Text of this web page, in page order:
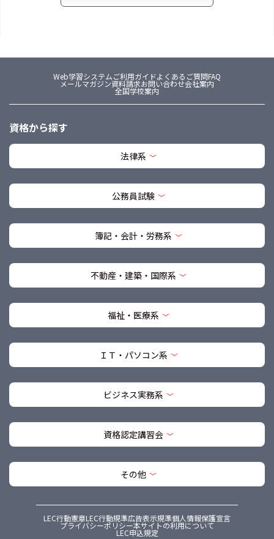
Web学習システムご利用ガイドよくあるご質問FAQ
メールマガジン資料請求お問い合わせ会社案内
全国学校案内
資格から探す
法律系
公務員試験
簿記・会計・労務系
不動産・建築・国際系
福祉・医療系
ＩＴ・パソコン系
ビジネス実務系
資格認定講習会
その他
LEC行動憲章LEC行動規準広告表示規準個人情報保護宣言
プライバシーポリシー本サイトの利用について
LEC申込規定